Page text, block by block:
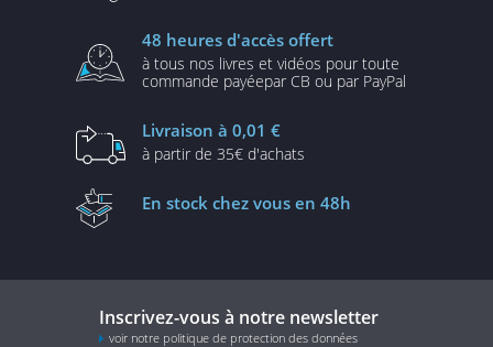
48 heures d'accès offert
à tous nos livres et vidéos pour toute
commande payéepar CB ou par PayPal
Livraison à 0,01 €
à partir de 35€ d'achats
En stock chez vous en 48h
Inscrivez-vous à notre newsletter
voir notre politique de protection des données